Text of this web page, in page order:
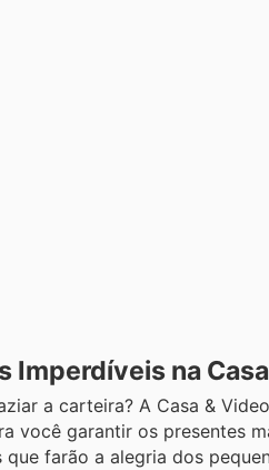
Imperdíveis na
a carteira? A Casa &
você garantir os presentes
farão a alegria dos